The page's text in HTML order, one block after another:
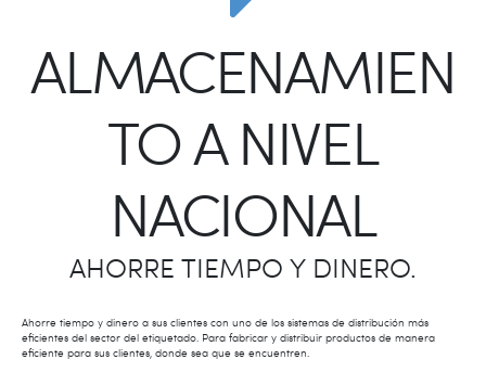
ALMACENAMIEN
TO A NIVEL
NACIONAL
AHORRE TIEMPO Y DINERO.
Ahorre tiempo y dinero a sus clientes con uno de los sistemas de distribución más
eficientes del sector del etiquetado. Para fabricar y distribuir productos de manera
eficiente para sus clientes, donde sea que se encuentren.